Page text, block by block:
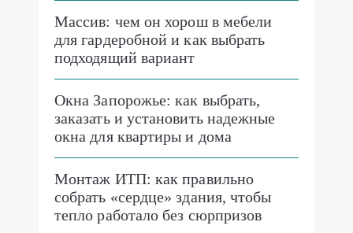
Массив: чем он хорош в мебели
для гардеробной и как выбрать
подходящий вариант
Окна Запорожье: как выбрать,
заказать и установить надежные
окна для квартиры и дома
Монтаж ИТП: как правильно
собрать «сердце» здания, чтобы
тепло работало без сюрпризов